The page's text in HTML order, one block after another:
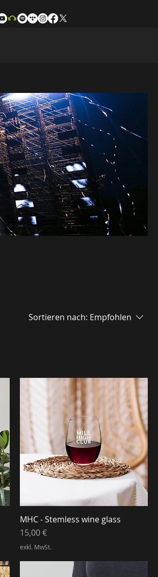
Sortieren nach: Empfohlen
MHC - Stemless wine glass
Preis
15,00 €
exkl. MwSt.